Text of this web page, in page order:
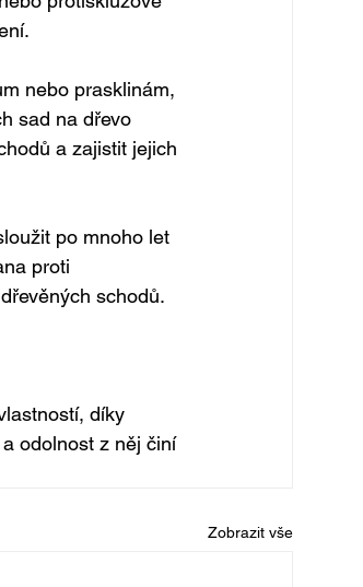
nebo prasklinám,
sad na dřevo
a zajistit jejich
po mnoho let
proti
schodů.
díky
odolnost z něj činí
Zobrazit vše